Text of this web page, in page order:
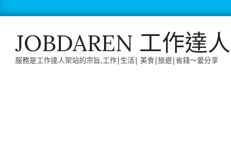
to
JOBDAREN 工作達人
服務是工作達人架站的宗旨,工作|生活| 美食|旅遊|省錢～愛分享